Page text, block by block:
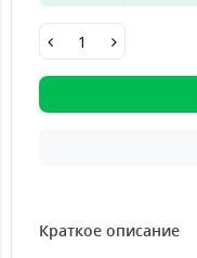
Краткое описание